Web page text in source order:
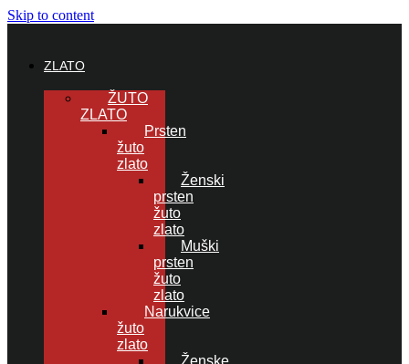
Skip to content
ZLATO
ŽUTO
ZLATO
Prsten
žuto
zlato
Ženski
prsten
žuto
zlato
Muški
prsten
žuto
zlato
Narukvice
žuto
zlato
Ženske